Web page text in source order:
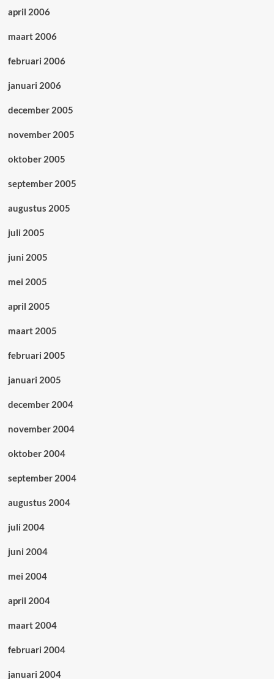
april 2006
maart 2006
februari 2006
januari 2006
december 2005
november 2005
oktober 2005
september 2005
augustus 2005
juli 2005
juni 2005
mei 2005
april 2005
maart 2005
februari 2005
januari 2005
december 2004
november 2004
oktober 2004
september 2004
augustus 2004
juli 2004
juni 2004
mei 2004
april 2004
maart 2004
februari 2004
januari 2004